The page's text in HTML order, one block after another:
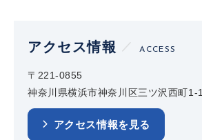
アクセス情報 ACCESS
〒221-0855
神奈川県横浜市神奈川区三ツ沢西町1-1
アクセス情報を見る